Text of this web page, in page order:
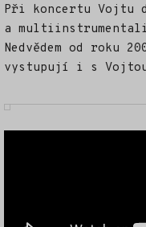
Při koncertu Vojtu
a
Nedvědem od roku
vystupují i s